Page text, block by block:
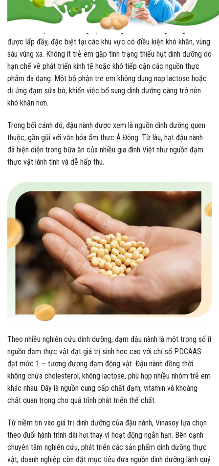
Nhiều năm qua, dinh dưỡng học đường vẫn là khoảng trống cần
được lấp đầy, đặc biệt tại các khu vực có điều kiện khó khăn, vùng
sâu vùng xa. Không ít trẻ em gặp tình trạng thiếu hụt dinh dưỡng do
hạn chế về phát triển kinh tế hoặc khó tiếp cận các nguồn thực
phẩm đa dạng. Một bộ phận trẻ em không dung nạp lactose hoặc
dị ứng đạm sữa bò, khiến việc bổ sung dinh dưỡng càng trở nên
khó khăn hơn.
Trong bối cảnh đó, đậu nành được xem là nguồn dinh dưỡng quen
thuộc, gần gũi với văn hóa ẩm thực Á Đông. Từ lâu, hạt đậu nành
đã hiện diện trong bữa ăn của nhiều gia đình Việt như nguồn đạm
thực vật lành tính và dễ hấp thu.
Theo nhiều nghiên cứu dinh dưỡng, đạm đậu nành là một trong số ít
nguồn đạm thực vật đạt giá trị sinh học cao với chỉ số PDCAAS
đạt mức 1 – tương đương đạm động vật. Đậu nành đồng thời
không chứa cholesterol, không lactose, phù hợp nhiều nhóm trẻ em
khác nhau. Đây là nguồn cung cấp chất đạm, vitamin và khoáng
chất quan trọng cho quá trình phát triển thể chất.
Từ niềm tin vào giá trị dinh dưỡng của đậu nành, Vinasoy lựa chọn
theo đuổi hành trình dài hơi thay vì hoạt động ngắn hạn. Bên cạnh
chuyên tâm nghiên cứu, phát triển các sản phẩm dinh dưỡng thực
vật, doanh nghiệp còn đặt mục tiêu đưa nguồn dinh dưỡng lành quý